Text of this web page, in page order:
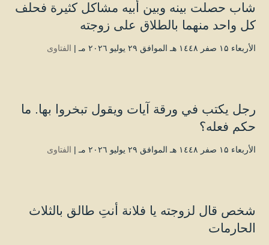
شاب حصلت بينه وبين أبيه مشاكل كثيرة فحلف
كل واحد منهما بالطلاق على زوجته
الأربعاء ۱۵ صفر ۱٤٤۸ هـ الموافق ۲۹ يوليو ۲۰۲٦ مـ | الفتاوى
رجل يكتب في ورقة آيات ويقول تبخروا بها. ما
حكم فعله؟
الأربعاء ۱۵ صفر ۱٤٤۸ هـ الموافق ۲۹ يوليو ۲۰۲٦ مـ | الفتاوى
شخص قال لزوجته يا فلانة أنتِ طالق بالثلاث
الحارمات